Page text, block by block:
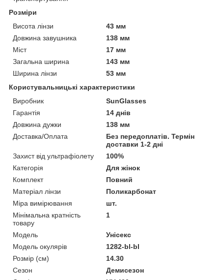
Розміри
Висота лінзи
43 мм
Довжина завушника
138 мм
Міст
17 мм
Загальна ширина
143 мм
Ширина лінзи
53 мм
Користувальницькі характеристики
Виробник
SunGlasses
Гарантія
14 днів
Довжина дужки
138 мм
Доставка/Оплата
Без передоплатів. Термін
доставки 1-2 дні
Захист від ультрафіолету
100%
Категорія
Для жінок
Комплект
Повний
Матеріал лінзи
Поликарбонат
Міра вимірювання
шт.
Мінімальна кратність
товару
1
Мoдель
Унісекс
Модель окулярів
1282-bl-bl
Розмір (см)
14.30
Сезон
Демисезон